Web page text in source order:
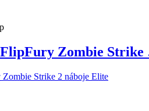
Zombie